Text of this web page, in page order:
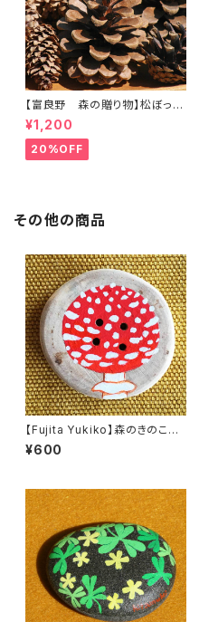
【富良野 森の贈り物】松ぼっく
り５種類（約５０個）詰め合わ
せ 期間限定セール
¥1,200
20%OFF
その他の商品
【Fujita Yukiko】森のきのこの
飾りボタン３
¥600